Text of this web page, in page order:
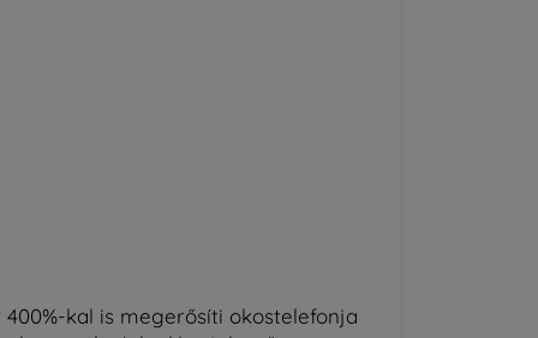
kal is megerősíti okostelefonja